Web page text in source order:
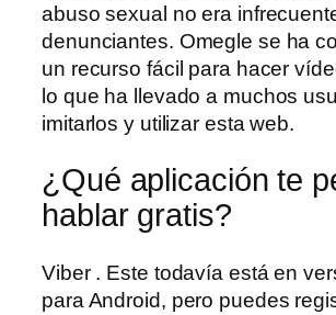
abuso sexual no era
denunciantes. Omegle se ha
un recurso fácil para hacer
lo que ha llevado a muchos
imitarlos y utilizar esta web.
¿Qué aplicación te
hablar gratis?
Viber . Este todavía está en
para Android, pero puedes